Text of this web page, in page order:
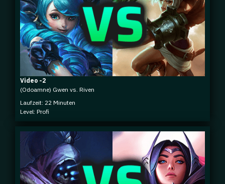
Video -2
(Odoamne) Gwen vs. Riven
Laufzeit: 22 Minuten
Level: Profi